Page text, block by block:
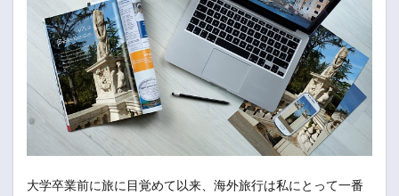
大学卒業前に旅に目覚めて以来、海外旅行は私にとって一番